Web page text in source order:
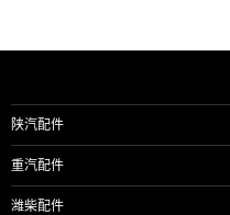
陕汽配件
重汽配件
潍柴配件